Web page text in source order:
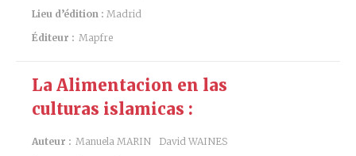
Lieu d’édition : Madrid
Éditeur : Mapfre
La Alimentacion en las
culturas islamicas :
Auteur : Manuela MARIN
David WAINES